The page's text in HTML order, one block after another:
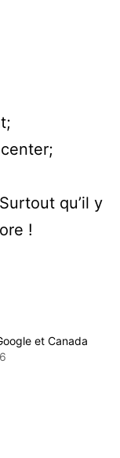
qu’il y
!
et Canada